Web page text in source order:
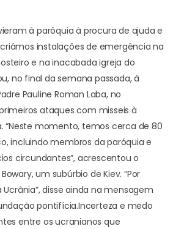
à paróquia à procura de ajuda e
instalações de emergência na
e na inacabada igreja do
no final da semana passada, à
Pauline Roman Laba, no
ataques com misseis à
“Neste momento, temos cerca de 80
incluindo membros da paróquia e
circundantes”, acrescentou o
um subúrbio de Kiev. “Por
Ucrânia”, disse ainda na mensagem
pontifícia.Incerteza e medo
entre os ucranianos que